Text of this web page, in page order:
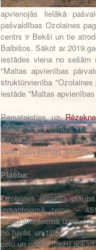
apvienojās lielākā
pašvaldības Ozolaines
centrs ir Bekši un tie
Balbišos. Sākot ar
iestādes viena no sešām
"Maltas apvienības
struktūrvienība
iestāde "Maltas
Pamatojoties uz
pašvaldības iestāžu
8.punktu, 69.1.panta
veikt pašvaldības iestādes
Platība:
Ozolaines pagatsa
izmantojamā zeme –
Lauksaimniecībā
no tuvās un tālās
ceļu un priežu mežu